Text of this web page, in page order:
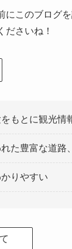
にこのブログ
ださいね！
もとに観光情
た豊富な道路
りやすい
て